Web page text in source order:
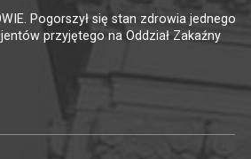
Pogorszył się stan zdrowia jednego
przyjętego na Oddział Zakaźny